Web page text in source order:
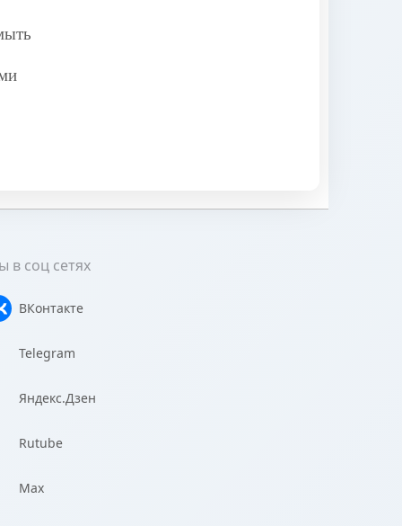
в соц сетях
ВКонтакте
Telegram
Яндекс.Дзен
Rutube
Max